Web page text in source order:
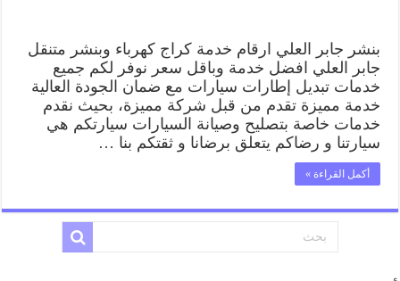
بنشر جابر العلي ارقام خدمة كراج كهرباء وبنشر متنقل
جابر العلي افضل خدمة وباقل سعر نوفر لكم جميع
خدمات تبديل إطارات سيارات مع ضمان الجودة العالية
خدمة مميزة تقدم من قبل شركة مميزة، بحيث نقدم
خدمات خاصة بتصليح وصيانة السيارات سيارتكم هي
سيارتنا و رضاكم يتعلق برضانا و ثقتكم بنا …
أكمل القراءة »